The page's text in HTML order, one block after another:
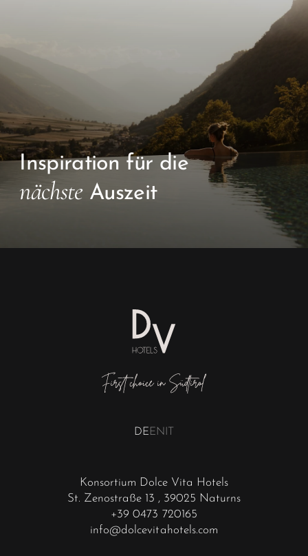
Konsortium Dolce Vita Hotels
St. Zenostraße 13 , 39025 Naturns
+39 0473 720165
info@dolcevitahotels.com
DEEN IT